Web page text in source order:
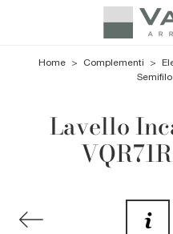
Home > Complementi >
Lavello